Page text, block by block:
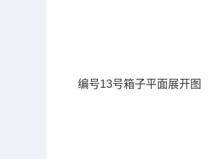
编号13号箱子平面展开图